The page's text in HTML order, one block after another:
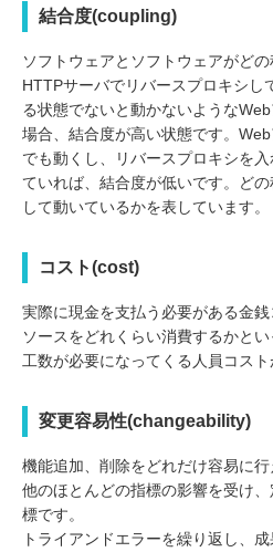
結合度(coupling)
ソフトウェアとソフトウェアがど
HTTPサーバでリバースプロキシし
る状態でないと動かないような
場合、結合度が高い状態です。
でも動くし、リバースプロキシを
ていれば、結合度が低いです。ど
して動いているかを表しています。
コスト(cost)
実際に現金を支払う必要がある金
ソースをどれくらい消費するかと
工数が必要になってくる人員コスト
変更容易性(changeability)
機能追加、削除をどれだけ容易に行
他のほとんどの指標の影響を受け
標です。
トライアンドエラーを繰り返し、